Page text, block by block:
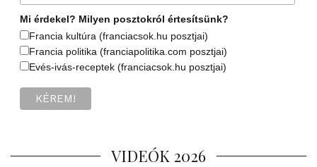
Mi érdekel? Milyen posztokról értesítsünk?
Francia kultúra (franciacsok.hu posztjai)
Francia politika (franciapolitika.com posztjai)
Evés-ivás-receptek (franciacsok.hu posztjai)
VIDEÓK 2026